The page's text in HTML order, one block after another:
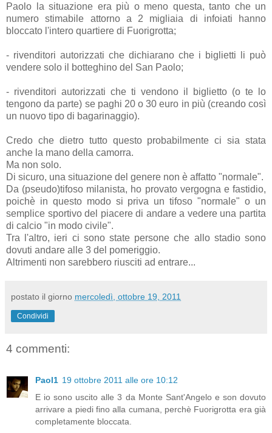
Paolo la situazione era più o meno questa, tanto che un
numero stimabile attorno a 2 migliaia di infoiati hanno
bloccato l'intero quartiere di Fuorigrotta;
- rivenditori autorizzati che dichiarano che i biglietti li può
vendere solo il botteghino del San Paolo;
- rivenditori autorizzati che ti vendono il biglietto (o te lo
tengono da parte) se paghi 20 o 30 euro in più (creando così
un nuovo tipo di bagarinaggio).
Credo che dietro tutto questo probabilmente ci sia stata
anche la mano della camorra.
Ma non solo.
Di sicuro, una situazione del genere non è affatto "normale".
Da (pseudo)tifoso milanista, ho provato vergogna e fastidio,
poichè in questo modo si priva un tifoso "normale" o un
semplice sportivo del piacere di andare a vedere una partita
di calcio "in modo civile".
Tra l'altro, ieri ci sono state persone che allo stadio sono
dovuti andare alle 3 del pomeriggio.
Altrimenti non sarebbero riusciti ad entrare...
postato il giorno mercoledì, ottobre 19, 2011
Condividi
4 commenti:
Paol1 19 ottobre 2011 alle ore 10:12
E io sono uscito alle 3 da Monte Sant'Angelo e son dovuto
arrivare a piedi fino alla cumana, perchè Fuorigrotta era già
completamente bloccata.